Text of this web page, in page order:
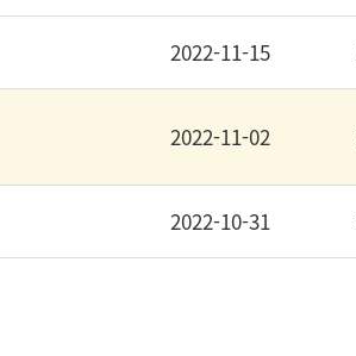
2022-11-15
2022-11-02
2022-10-31